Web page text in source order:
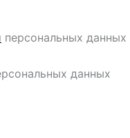
персональных данных
данных